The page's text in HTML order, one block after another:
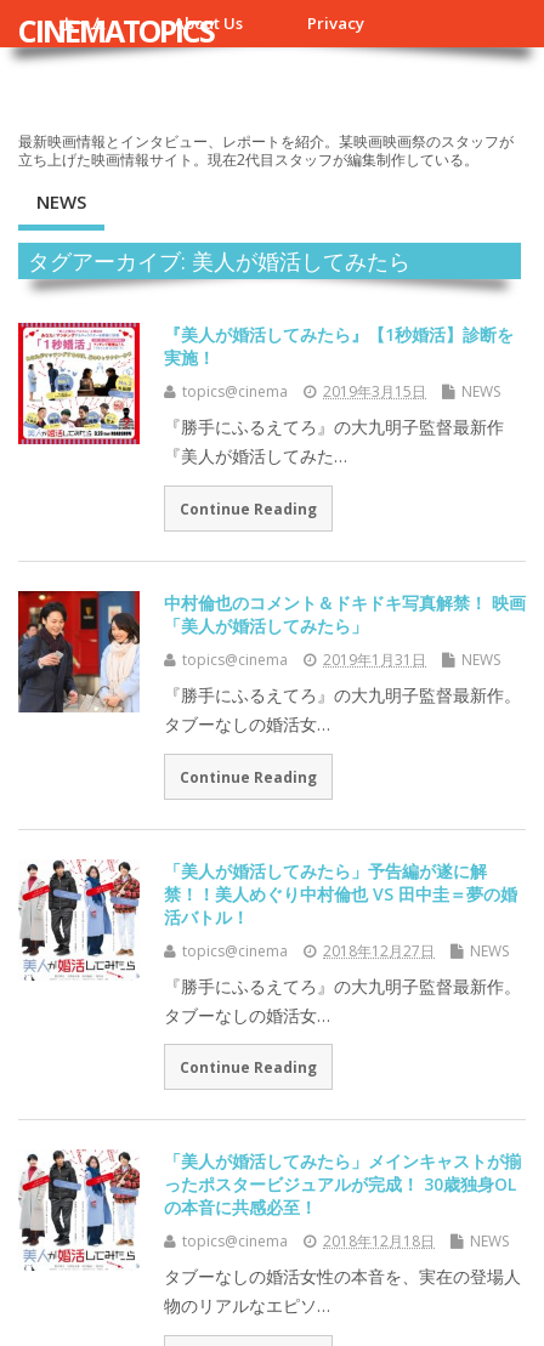
ホーム About Us Privacy
CINEMATOPICS
最新映画情報とインタビュー、レポートを紹介。某映画映画祭のスタッフが
立ち上げた映画情報サイト。現在2代目スタッフが編集制作している。
NEWS
タグアーカイブ: 美人が婚活してみたら
『美人が婚活してみたら』【1秒婚活】診断を
実施！
topics@cinema 2019年3月15日 NEWS
『勝手にふるえてろ』の大九明子監督最新作
『美人が婚活してみた…
Continue Reading
中村倫也のコメント＆ドキドキ写真解禁！ 映画
「美人が婚活してみたら」
topics@cinema 2019年1月31日 NEWS
『勝手にふるえてろ』の大九明子監督最新作。
タブーなしの婚活女…
Continue Reading
「美人が婚活してみたら」予告編が遂に解
禁！！美人めぐり中村倫也 VS 田中圭＝夢の婚
活バトル！
topics@cinema 2018年12月27日 NEWS
『勝手にふるえてろ』の大九明⼦監督最新作。
タブーなしの婚活⼥…
Continue Reading
「美人が婚活してみたら」メインキャストが揃
ったポスタービジュアルが完成！ 30歳独身OL
の本音に共感必至！
topics@cinema 2018年12月18日 NEWS
タブーなしの婚活女性の本音を、実在の登場人
物のリアルなエピソ…